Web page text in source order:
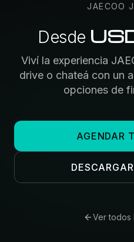
JAECOO
Desde
Viví la experiencia
drive o chateá con un
opciones de
AGENDAR
Ver todos